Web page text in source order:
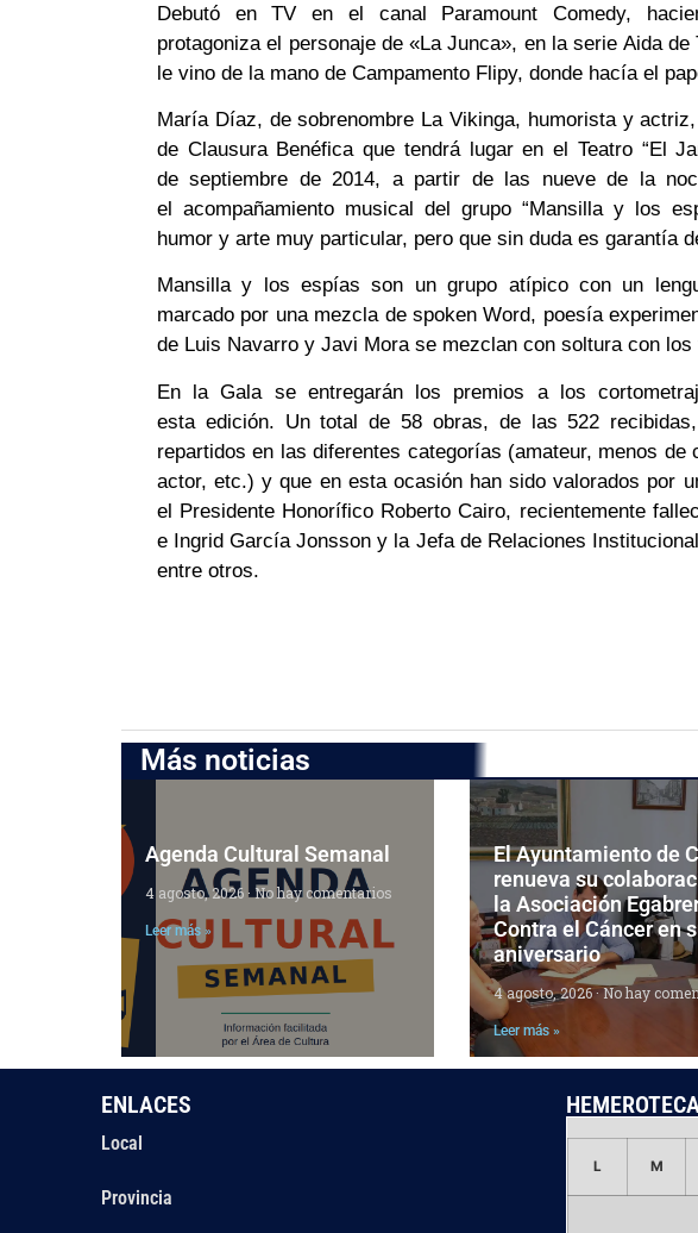
Debutó en TV en el canal Paramount Comedy,
protagoniza el personaje de «La Junca», en la serie Aida
le vino de la mano de Campamento Flipy, donde hacía el
María Díaz, de sobrenombre La Vikinga, humorista y
de Clausura Benéfica que tendrá lugar en el Teatro “El
de septiembre de 2014, a partir de las nueve de la
el acompañamiento musical del grupo “Mansilla y los
humor y arte muy particular, pero que sin duda es garantía
Mansilla y los espías son un grupo atípico con un
marcado por una mezcla de spoken Word, poesía
de Luis Navarro y Javi Mora se mezclan con soltura con
En la Gala se entregarán los premios a los
esta edición. Un total de 58 obras, de las 522
repartidos en las diferentes categorías (amateur, menos
actor, etc.) y que en esta ocasión han sido valorados por
el Presidente Honorífico Roberto Cairo, recientemente
e Ingrid García Jonsson y la Jefa de Relaciones
entre otros.
Más noticias
Agenda Cultural Semanal
4 agosto, 2026 No hay comentarios
Leer más »
El Ayuntamiento de
renueva su
la Asociación
Contra el Cáncer en
aniversario
4 agosto, 2026 No hay
Leer más »
ENLACES
Local
Provincia
L M